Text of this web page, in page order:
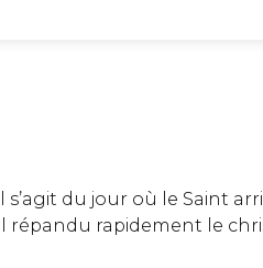
s’agit du jour où le Saint
répandu rapidement le